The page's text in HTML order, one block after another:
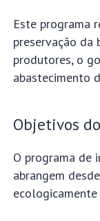
Este programa
preservação da
produtores, o
abastecimento
Objetivos
O programa de
abrangem